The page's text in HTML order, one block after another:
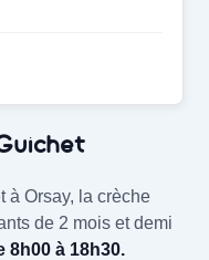
Guichet (91400)
à Orsay, la crèche
de 2 mois et demi
8h00 à 18h30.